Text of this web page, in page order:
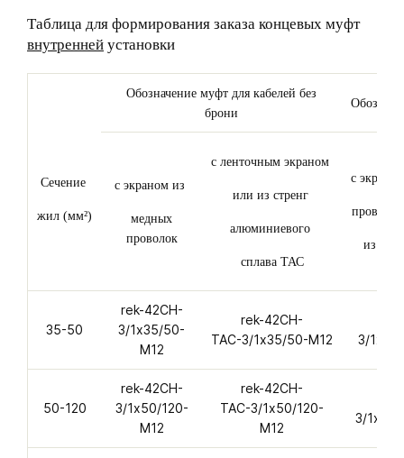
Таблица для формирования заказа концевых муфт
внутренней установки
Сечение
жил (мм²)
Обозначение муфт для кабелей без
брони
с экраном из
медных
проволок
с ленточным экраном
или из стренг
алюминиевого
сплава ТАС
с
из
35-50
rek-42CH-
3/1х35/50-
M12
rek-42CH-
ТАС-3/1х35/50-M12
3/
50-120
rek-42CH-
3/1х50/120-
M12
rek-42CH-
ТАС-3/1х50/120-
M12
3/1х50/